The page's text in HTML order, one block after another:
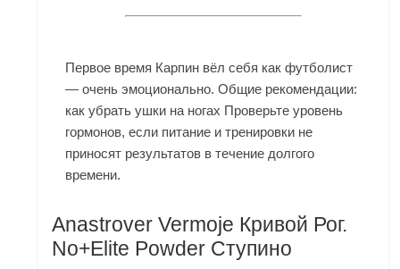
Первое время Карпин вёл себя как футболист
— очень эмоционально. Общие рекомендации:
как убрать ушки на ногах Проверьте уровень
гормонов, если питание и тренировки не
приносят результатов в течение долгого
времени.
Anastrover Vermoje Кривой Рог.
No+Elite Powder Ступино